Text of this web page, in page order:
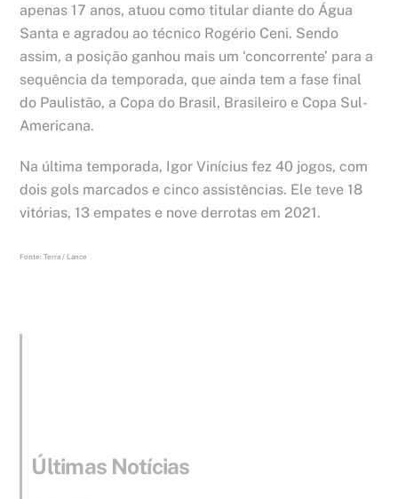
apenas 17 anos, atuou como titular diante do Água
Santa e agradou ao técnico Rogério Ceni. Sendo
assim, a posição ganhou mais um ‘concorrente’ para a
sequência da temporada, que ainda tem a fase final
do Paulistão, a Copa do Brasil, Brasileiro e Copa Sul-
Americana.
Na última temporada, Igor Vinícius fez 40 jogos, com
dois gols marcados e cinco assistências. Ele teve 18
vitórias, 13 empates e nove derrotas em 2021.
Fonte: Terra / Lance
Últimas Notícias